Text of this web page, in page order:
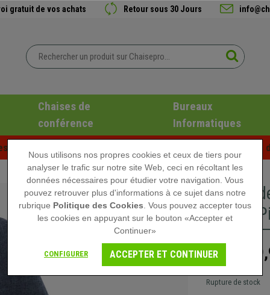
gratuit de vos achats Retour sous 30 Jours
Chaises de
conférence
Bureaux
Informatiques
d'été chez Chaisepro ! Des réductions exclusives pour une
Chaise
Bleu et
149,90 €
Rupture de stock
Nous utilisons nos propres cookies et ceux de tiers pour
analyser le trafic sur notre site Web, ceci en récoltant les
données nécessaires pour étudier votre navigation. Vous
pouvez retrouver plus d'informations à ce sujet dans notre
rubrique Politique des Cookies . Vous pouvez accepter tous
les cookies en appuyant sur le bouton «Accepter et
Continuer»
CONFIGURER ACCEPTER ET CONTINUER